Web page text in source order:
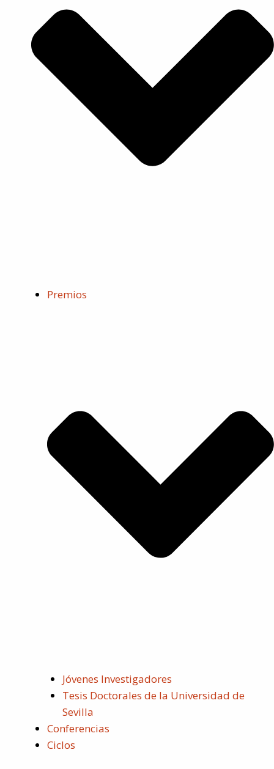
Premios
Jóvenes Investigadores
Tesis Doctorales de la Universidad de
Sevilla
Conferencias
Ciclos